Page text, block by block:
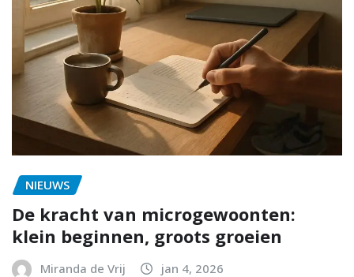
NIEUWS
De kracht van microgewoonten:
klein beginnen, groots groeien
Miranda de Vrij jan 4, 2026